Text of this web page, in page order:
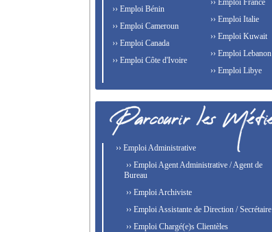
›› Emploi Bénin
›› Emploi Cameroun
›› Emploi Canada
›› Emploi Côte d'Ivoire
›› Emploi France
›› Emploi Italie
›› Emploi Kuwait
›› Emploi Lebanon
›› Emploi Libye
›› Emploi Administrative
›› Emploi Agent Administrative / Agent de
Bureau
›› Emploi Archiviste
›› Emploi Assistante de Direction / Secrétaire
›› Emploi Chargé(e)s Clientèles